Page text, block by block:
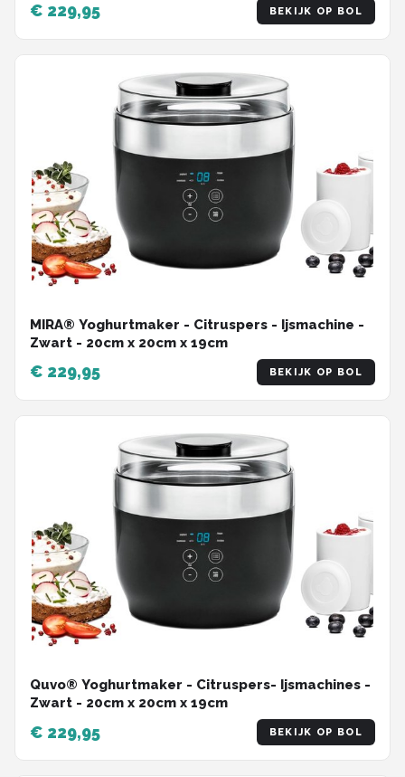
€ 229,95 BEKIJK OP BOL
MIRA® Yoghurtmaker - Citruspers - Ijsmachine -
Zwart - ‎20cm x 20cm x 19cm
€ 229,95 BEKIJK OP BOL
Quvo® Yoghurtmaker - Citruspers- Ijsmachines -
Zwart - ‎20cm x 20cm x 19cm
€ 229,95 BEKIJK OP BOL